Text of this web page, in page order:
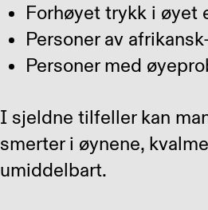
Forhøyet trykk i øyet
Personer av
Personer med
I sjeldne tilfeller kan
smerter i øynene,
umiddelbart.